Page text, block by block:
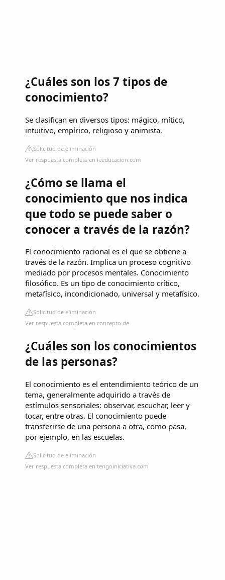
¿Cuáles son los 7 tipos de
conocimiento?
Se clasifican en diversos tipos: mágico, mítico,
intuitivo, empírico, religioso y animista.
Solicitud de eliminación
Ver respuesta completa en ieeducacion.com
¿Cómo se llama el
conocimiento que nos indica
que todo se puede saber o
conocer a través de la razón?
El conocimiento racional es el que se obtiene a
través de la razón. Implica un proceso cognitivo
mediado por procesos mentales. Conocimiento
filosófico. Es un tipo de conocimiento crítico,
metafísico, incondicionado, universal y metafísico.
Solicitud de eliminación
Ver respuesta completa en concepto.de
¿Cuáles son los conocimientos
de las personas?
El conocimiento es el entendimiento teórico de un
tema, generalmente adquirido a través de
estímulos sensoriales: observar, escuchar, leer y
tocar, entre otras. El conocimiento puede
transferirse de una persona a otra, como pasa,
por ejemplo, en las escuelas.
Solicitud de eliminación
Ver respuesta completa en tengoiniciativa.com